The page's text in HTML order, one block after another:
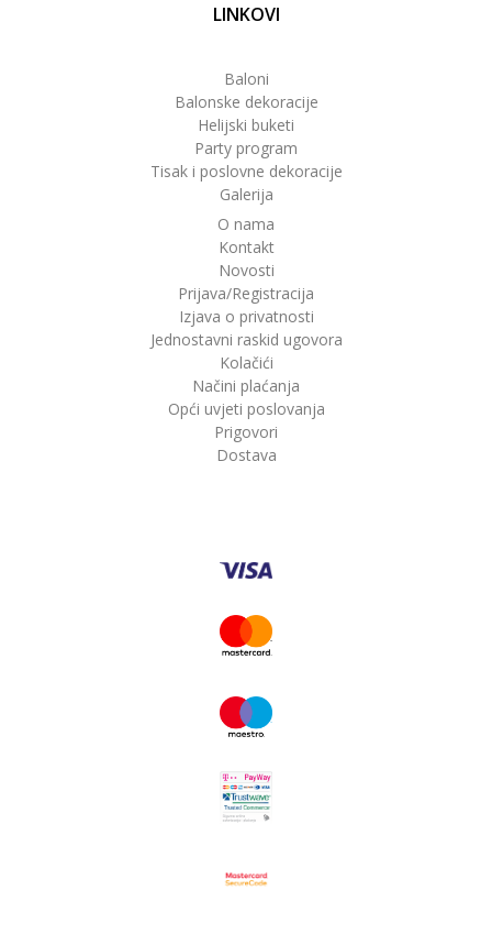
LINKOVI
Baloni
Balonske dekoracije
Helijski buketi
Party program
Tisak i poslovne dekoracije
Galerija
O nama
Kontakt
Novosti
Prijava/Registracija
Izjava o privatnosti
Jednostavni raskid ugovora
Kolačići
Načini plaćanja
Opći uvjeti poslovanja
Prigovori
Dostava